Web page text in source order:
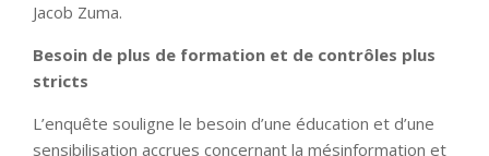
Jacob Zuma.
Besoin de plus de formation et de contrôles plus
stricts
L’enquête souligne le besoin d’une éducation et d’une
sensibilisation accrues concernant la mésinformation et